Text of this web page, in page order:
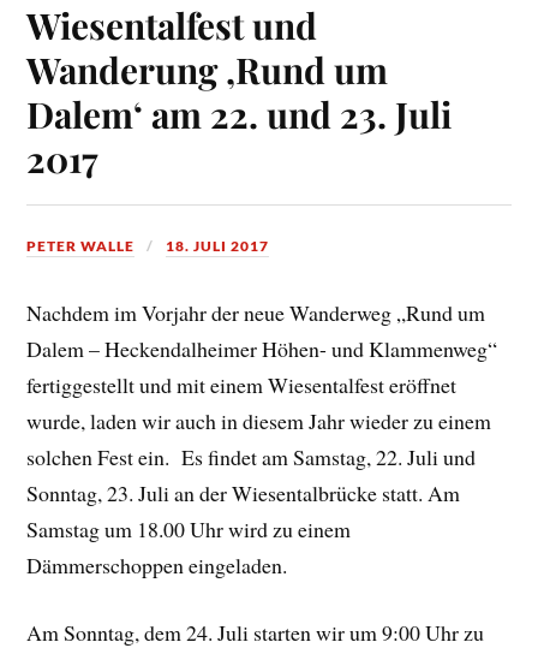
Wiesentalfest und
Wanderung ‚Rund um
Dalem‘ am 22. und 23. Juli
2017
PETER WALLE 18. JULI 2017
Nachdem im Vorjahr der neue Wanderweg „Rund um
Dalem – Heckendalheimer Höhen- und Klammenweg“
fertiggestellt und mit einem Wiesentalfest eröffnet
wurde, laden wir auch in diesem Jahr wieder zu einem
solchen Fest ein. Es findet am Samstag, 22. Juli und
Sonntag, 23. Juli an der Wiesentalbrücke statt. Am
Samstag um 18.00 Uhr wird zu einem
Dämmerschoppen eingeladen.
Am Sonntag, dem 24. Juli starten wir um 9:00 Uhr zu